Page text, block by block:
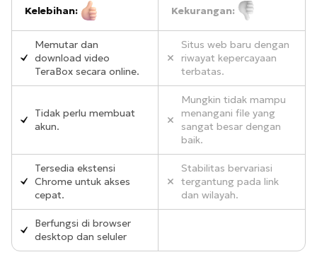
Kelebihan: Kekurangan:
Memutar dan
download video
TeraBox secara online.
Situs web baru dengan
riwayat kepercayaan
terbatas.
Tidak perlu membuat
akun.
Mungkin tidak mampu
menangani file yang
sangat besar dengan
baik.
Tersedia ekstensi
Chrome untuk akses
cepat.
Stabilitas bervariasi
tergantung pada link
dan wilayah.
Berfungsi di browser
desktop dan seluler